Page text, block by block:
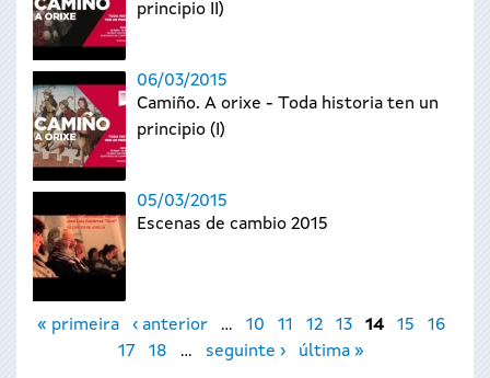
principio II)
06/03/2015
Camiño. A orixe - Toda historia ten un
principio (I)
05/03/2015
Escenas de cambio 2015
Páxinas
« primeira ‹ anterior … 10 11 12 13 14 15
16
17
18 … seguinte › última »